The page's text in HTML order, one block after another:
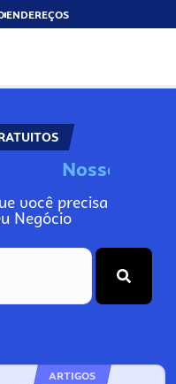
ENDEREÇOS
No
você precisa
Negócio
ARTIGOS